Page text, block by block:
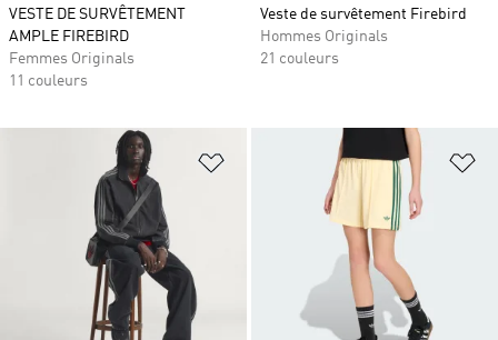
VESTE DE SURVÊTEMENT
AMPLE FIREBIRD
Femmes Originals
11 couleurs
Veste de survêtement Firebird
Hommes Originals
21 couleurs
Ajouter à la Liste de produits